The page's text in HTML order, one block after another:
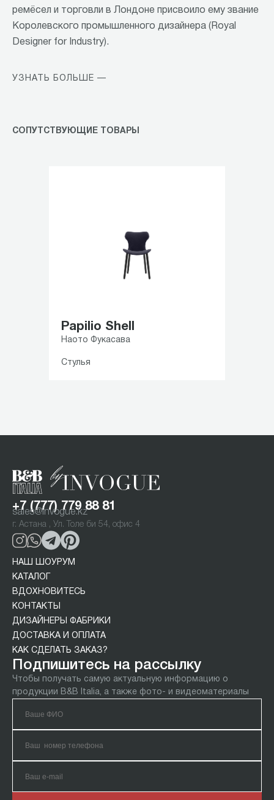
ремёсел и торговли в Лондоне присвоило ему звание
Королевского промышленного дизайнера (Royal
Designer for Industry).
УЗНАТЬ БОЛЬШЕ —
СОПУТСТВУЮЩИЕ ТОВАРЫ
Papilio Shell
Наото Фукасава
Стулья
+7 (777) 779 88 81
sales@invogue.kz
г. Астана , Ул. Толе би 54, офис 4
НАШ ШОУРУМ
КАТАЛОГ
ВДОХНОВИТЕСЬ
КОНТАКТЫ
ДИЗАЙНЕРЫ ФАБРИКИ
ДОСТАВКА И ОПЛАТА
КАК СДЕЛАТЬ ЗАКАЗ?
Подпишитесь на рассылку
Чтобы получать самую актуальную информацию о
продукции B&B Italia, а также фото- и видеоматериалы